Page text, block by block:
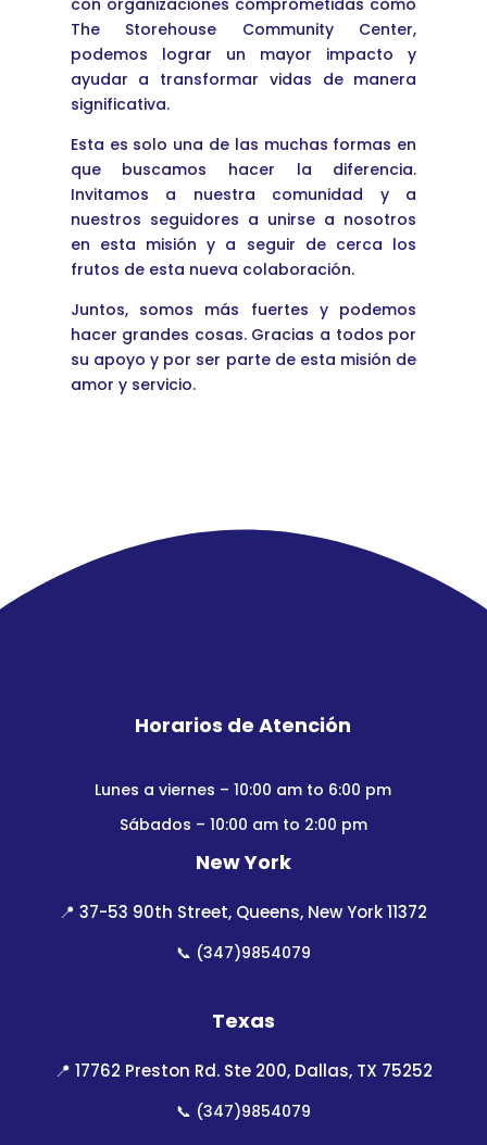
con organizaciones comprometidas como
The Storehouse Community Center,
podemos lograr un mayor impacto y
ayudar a transformar vidas de manera
significativa.
Esta es solo una de las muchas formas en
que buscamos hacer la diferencia.
Invitamos a nuestra comunidad y a
nuestros seguidores a unirse a nosotros
en esta misión y a seguir de cerca los
frutos de esta nueva colaboración.
Juntos, somos más fuertes y podemos
hacer grandes cosas. Gracias a todos por
su apoyo y por ser parte de esta misión de
amor y servicio.
Horarios de Atención
Lunes a viernes – 10:00 am to 6:00 pm
Sábados – 10:00 am to 2:00 pm
New York
📍37-53 90th Street, Queens, New York 11372
📞 (347)9854079
Texas
📍 17762 Preston Rd. Ste 200, Dallas, TX 75252
📞 (347)9854079